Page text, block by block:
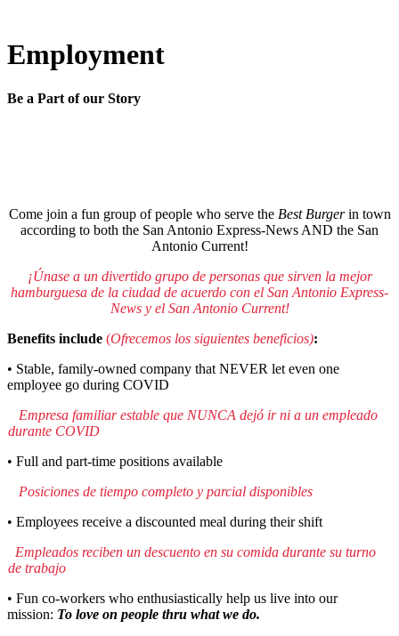
Employment
Be a Part of our Story
Come join a fun group of people who serve the Best Burgerin town
according to both the San Antonio Express-News AND the San
Antonio Current!
¡Únase a un divertido grupo de personas que sirven la mejor
hamburguesa de la ciudad de acuerdo con el San Antonio Express-
News y el San Antonio Current!
Benefits include (Ofrecemos los siguientes beneficios):
• Stable, family-owned company that NEVER let even one
employee go during COVID
Empresa familiar estable que NUNCA dejó ir ni a un empleado
durante COVID
• Full and part-time positions available
Posiciones de tiempo completo y parcial disponibles
• Employees receive a discounted meal during their shift
Empleados reciben un descuento en su comida durante su turno
de trabajo
• Fun co-workers who enthusiastically help us live into our
mission: To love on people thru what we do.